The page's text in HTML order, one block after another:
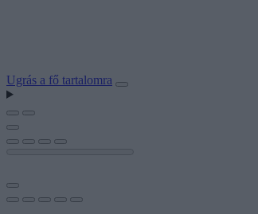
Ugrás a fő tartalomra